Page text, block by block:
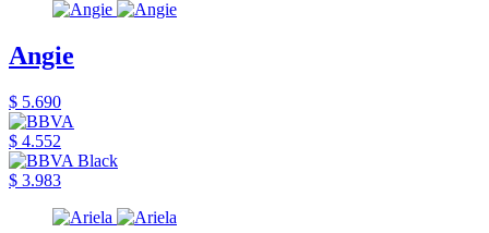
Angie
$ 5.690
$ 4.552
$ 3.983